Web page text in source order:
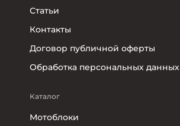
Статьи
Контакты
Договор публичной оферты
Обработка персональных данных
Каталог
Мотоблоки